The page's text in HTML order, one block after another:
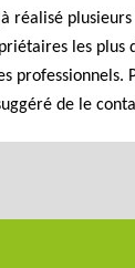
réalisé
les
professionnels.
de le